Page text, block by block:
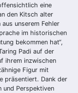
eine
den Kitsch alter
unserem Fehler
im historischen
bekommen hat“,
Padi auf der
ihrem inzwischen
Figur mit
präsentiert. Dank der
und Perspektiven